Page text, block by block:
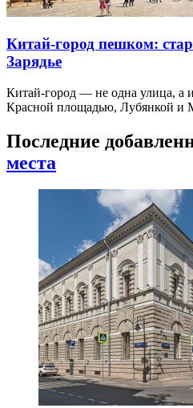
Китай-город пешком:
Зарядье
Китай-город — не одна улица, а
Красной площадью, Лубянкой и
Последние
места